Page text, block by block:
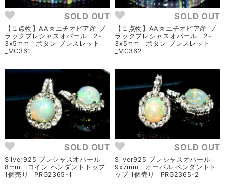
SOLD OUT
【１点物】AA☆エチオピア産 ブ
ラックプレシャスオパール 2-
3x5mm ボタン ブレスレット
_MC361
SOLD OUT
【１点物】AA☆エチオピア産 ブ
ラックプレシャスオパール 2-
3x5mm ボタン ブレスレット
_MC362
SOLD OUT
Silver925 プレシャスオパール
8mm コイン ペンダントトップ
1個売り _PRG2365-1
SOLD OUT
Silver925 プレシャスオパール
9x7mm オーバル ペンダントト
ップ 1個売り _PRG2365-2